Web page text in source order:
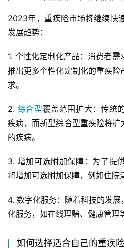
2023年，重疾险市场将继续快
发展趋势：
1. 个性化定制化产品：消费者
推出更多个性化定制化的重疾
求。
2. 综合型覆盖范围扩大：传统
疾病，而新型综合型重疾险将
的疾病。
3. 增加可选附加保障：为了提
将增加可选附加保障，例如住院
4. 数字化服务：随着科技的发
化服务，如在线理赔、健康管理
如何选择适合自己的重疾险